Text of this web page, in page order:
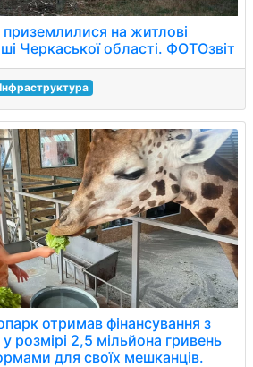
на житлові
Черкаської області. ФОТОзвіт
Інфраструктура
отримав фінансування з
розмірі 2,5 мільйона гривень
для своїх мешканців.